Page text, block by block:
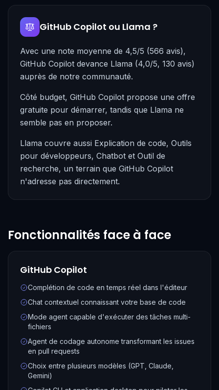
GitHub Copilot ou Llama ?
Avec une note moyenne de 4,5/5 (566 avis),
GitHub Copilot devance Llama (4,0/5, 130 avis)
auprès de notre communauté.
Côté budget, GitHub Copilot propose une offre
gratuite pour démarrer, tandis que Llama ne
semble pas en proposer.
Llama couvre aussi Explication de code, Outils
pour développeurs, Chatbot et Outil de
recherche, un terrain que GitHub Copilot
n'adresse pas directement.
Fonctionnalités face à face
GitHub Copilot
Complétion de code en temps réel dans l'éditeur
Chat contextuel connaissant votre base de code
Mode agent capable d'exécuter des tâches multi-
fichiers
Agent de codage autonome transformant les issues
en pull requests
Choix entre plusieurs modèles (GPT, Claude,
Gemini)